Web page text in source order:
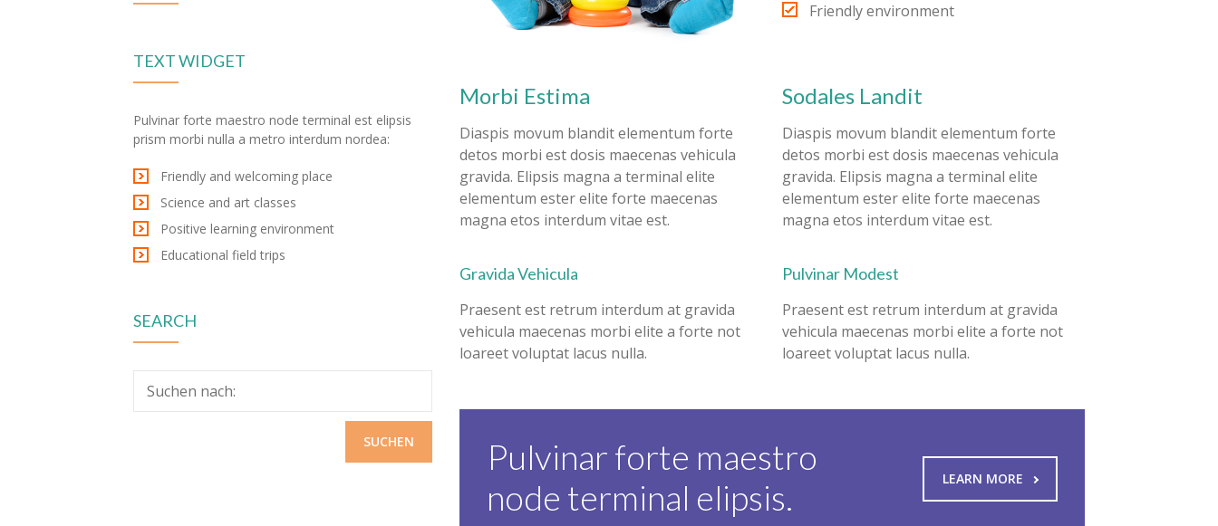
TEXT WIDGET
Pulvinar forte maestro node terminal est elipsis
prism morbi nulla a metro interdum nordea:
Friendly and welcoming place
Science and art classes
Positive learning environment
Educational field trips
SEARCH
Suchen nach:
Friendly environment
Morbi Estima
Diaspis movum blandit elementum forte
detos morbi est dosis maecenas vehicula
gravida. Elipsis magna a terminal elite
elementum ester elite forte maecenas
magna etos interdum vitae est.
Gravida Vehicula
Praesent est retrum interdum at gravida
vehicula maecenas morbi elite a forte not
loareet voluptat lacus nulla.
Sodales Landit
Diaspis movum blandit elementum forte
detos morbi est dosis maecenas vehicula
gravida. Elipsis magna a terminal elite
elementum ester elite forte maecenas
magna etos interdum vitae est.
Pulvinar Modest
Praesent est retrum interdum at gravida
vehicula maecenas morbi elite a forte not
loareet voluptat lacus nulla.
Pulvinar forte maestro
node terminal elipsis.
LEARN MORE